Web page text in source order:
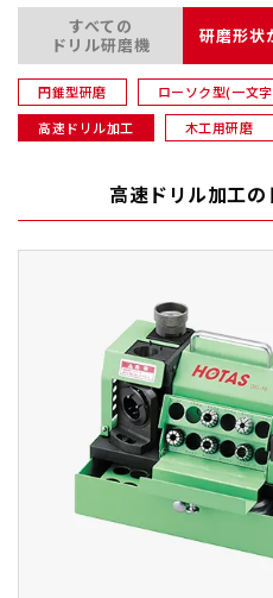
すべての
ドリル研磨機
研磨形状
円錐型研磨 ローソク型(一文
高速ドリル加工
木工用研磨
高速ドリル加工の